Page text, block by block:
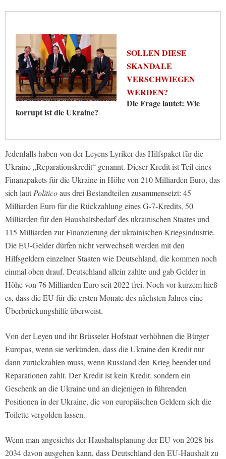
SOLLEN DIESE
SKANDALE
VERSCHWIEGEN
WERDEN?
Die Frage lautet: Wie
korrupt ist die Ukraine?
Jedenfalls haben von der Leyens Lyriker das Hilfspaket für die
Ukraine „Reparationskredit“ genannt. Dieser Kredit ist Teil eines
Finanzpakets für die Ukraine in Höhe von 210 Milliarden Euro, das
sich lautPoliticoaus drei Bestandteilen zusammensetzt: 45
Milliarden Euro für die Rückzahlung eines G-7-Kredits, 50
Milliarden für den Haushaltsbedarf des ukrainischen Staates und
115 Milliarden zur Finanzierung der ukrainischen Kriegsindustrie.
Die EU-Gelder dürfen nicht verwechselt werden mit den
Hilfsgeldern einzelner Staaten wie Deutschland, die kommen noch
einmal oben drauf. Deutschland allein zahlte und gab Gelder in
Höhe von 76 Milliarden Euro seit 2022 frei. Noch vor kurzem hieß
es, dass die EU für die ersten Monate des nächsten Jahres eine
Überbrückungshilfe überweist.
Von der Leyen und ihr Brüsseler Hofstaat verhöhnen die Bürger
Europas, wenn sie verkünden, dass die Ukraine den Kredit nur
dann zurückzahlen muss, wenn Russland den Krieg beendet und
Reparationen zahlt. Der Kredit ist kein Kredit, sondern ein
Geschenk an die Ukraine und an diejenigen in führenden
Positionen in der Ukraine, die von europäischen Geldern sich die
Toilette vergolden lassen.
Wenn man angesichts der Haushaltsplanung der EU von 2028 bis
2034 davon ausgehen kann, dass Deutschland den EU-Haushalt zu